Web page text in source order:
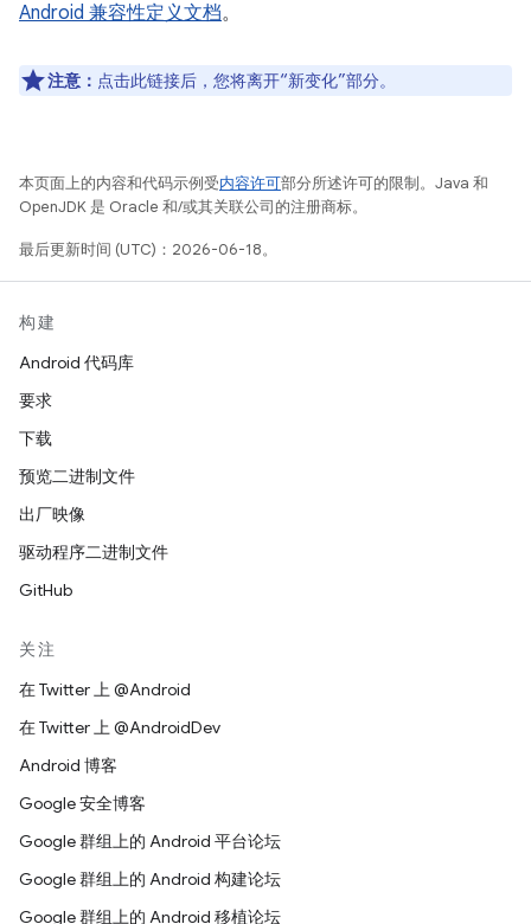
Android 兼容性定义文档。
注意： 点击此链接后，您将离开“新变化”部分。
本页面上的内容和代码示例受内容许可部分所述许可的限制。Java 和
OpenJDK 是 Oracle 和/或其关联公司的注册商标。
最后更新时间 (UTC)：2026-06-18。
构建
Android 代码库
要求
下载
预览二进制文件
出厂映像
驱动程序二进制文件
GitHub
关注
在 Twitter 上 @Android
在 Twitter 上 @AndroidDev
Android 博客
Google 安全博客
Google 群组上的 Android 平台论坛
Google 群组上的 Android 构建论坛
Google 群组上的 Android 移植论坛